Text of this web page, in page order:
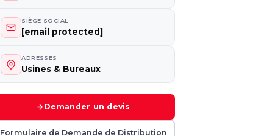
SIÈGE SOCIAL
[email protected]
ADRESSES
Usines & Bureaux
Demander un devis
Formulaire de Demande de Distribution